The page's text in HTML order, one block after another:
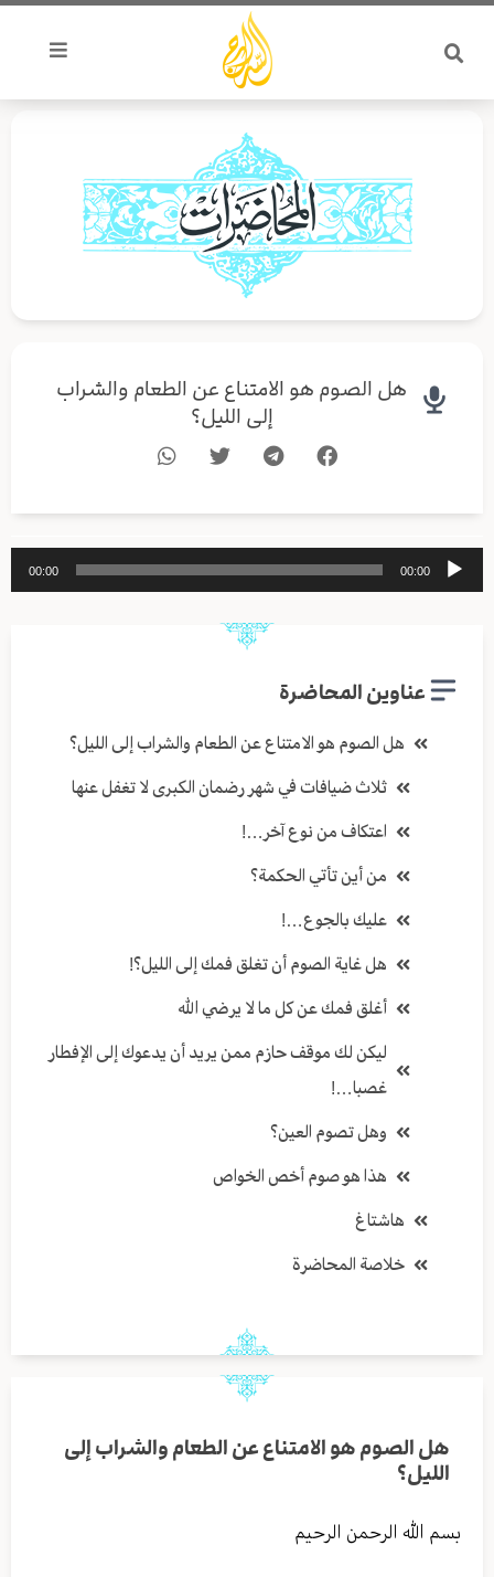
تخطي
المحتوى
هل الصوم هو الامتناع عن الطعام والشراب
إلى الليل؟
مشغل
الصوت
00:00
00:00
عناوين المحاضرة
هل الصوم هو الامتناع عن الطعام والشراب إلى الليل؟
ثلاث ضيافات في شهر رضمان الكبرى لا تغفل عنها
اعتكاف من نوع آخر…!
من أين تأتي الحكمة؟
عليك بالجوع…!
هل غاية الصوم أن تغلق فمك إلى الليل؟!
أغلق فمك عن كل ما لا يرضي الله
ليكن لك موقف حازم ممن يريد أن يدعوك إلى الإفطار
غصبا…!
وهل تصوم العين؟
هذا هو صوم أخص الخواص
هاشتاغ
خلاصة المحاضرة
هل الصوم هو الامتناع عن الطعام والشراب إلى
الليل؟
بسم الله الرحمن الرحيم